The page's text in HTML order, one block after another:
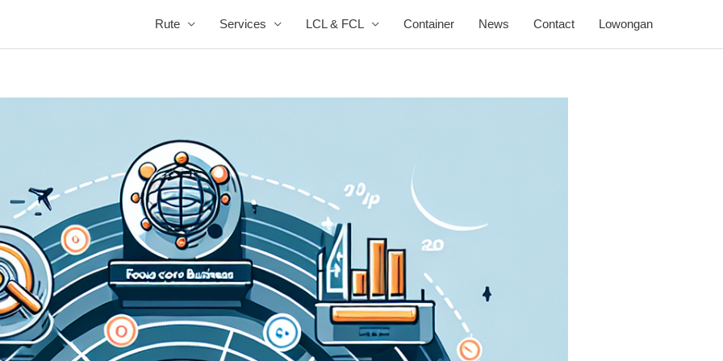
Rute Services LCL & FCL Container News Contact Lowongan